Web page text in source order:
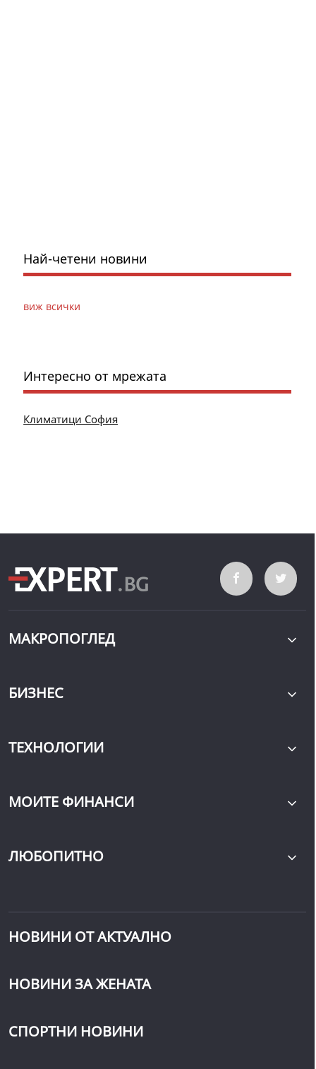
Най-четени новини
виж всички
Интересно от мрежата
Климатици София
МАКРОПОГЛЕД
БИЗНЕС
ТЕХНОЛОГИИ
МОИТЕ ФИНАНСИ
ЛЮБОПИТНО
НОВИНИ ОТ АКТУАЛНО
НОВИНИ ЗА ЖЕНАТА
СПОРТНИ НОВИНИ